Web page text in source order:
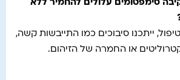
סימפטומים עלולים להחמיר ללא
ייתכנו סיבוכים כמו התייבשות קשה,
או החמרה של הזיהום.